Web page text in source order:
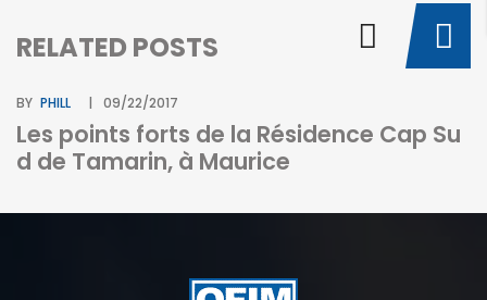
RELATED POSTS
BY PHILL 09/22/2017
Les points forts de la Résidence Cap Su
d de Tamarin, à Maurice